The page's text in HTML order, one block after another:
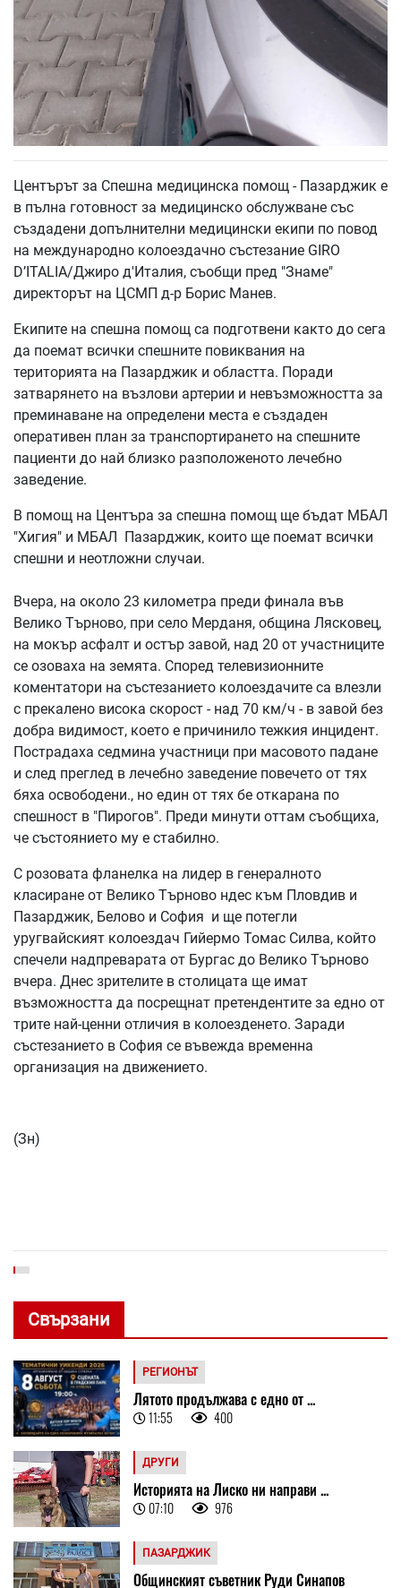
Центърът за Спешна медицинска помощ - Пазарджик е
в пълна готовност за медицинско обслужване със
създадени допълнителни медицински екипи по повод
на международно колоездачно състезание GIRO
D’ITALIA/Джиро д'Италия, съобщи пред "Знаме"
директорът на ЦСМП д-р Борис Манев.
Екипите на спешна помощ са подготвени както до сега
да поемат всички спешните повиквания на
територията на Пазарджик и областта. Поради
затварянето на възлови артерии и невъзможността за
преминаване на определени места е създаден
оперативен план за транспортирането на спешните
пациенти до най близко разположеното лечебно
заведение.
В помощ на Центъра за спешна помощ ще бъдат МБАЛ
"Хигия" и МБАЛ Пазарджик, които ще поемат всички
спешни и неотложни случаи.
Вчера, на около 23 километра преди финала във
Велико Търново, при село Мерданя, община Лясковец,
на мокър асфалт и остър завой, над 20 от участниците
се озоваха на земята. Според телевизионните
коментатори на състезанието колоездачите са влезли
с прекалено висока скорост - над 70 км/ч - в завой без
добра видимост, което е причинило тежкия инцидент.
Пострадаха седмина участници при масовото падане
и след преглед в лечебно заведение повечето от тях
бяха освободени., но един от тях бе откарана по
спешност в "Пирогов". Преди минути оттам съобщиха,
че състоянието му е стабилно.
С розовата фланелка на лидер в генералното
класиране от Велико Търново ндес към Пловдив и
Пазарджик, Белово и София и ще потегли
уругвайският колоездач Гийермо Томас Силва, който
спечели надпреварата от Бургас до Велико Търново
вчера. Днес зрителите в столицата ще имат
възможността да посрещнат претендентите за едно от
трите най-ценни отличия в колоезденето. Заради
състезанието в София се въвежда временна
организация на движението.
(Зн)
Свързани
РЕГИОНЪТ
Лятото продължава с едно от ...
11:55 400
ДРУГИ
Историята на Лиско ни направи ...
07:10 976
ПАЗАРДЖИК
Общинският съветник Руди Синапов